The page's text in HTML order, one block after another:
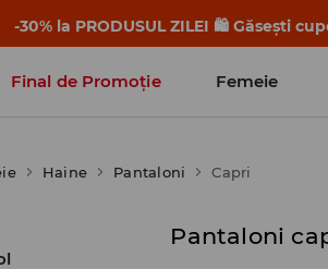
-30% la PRODUSUL ZILEI 🛍️ Găsești
Final de Promoție Femeie
Haine Pantaloni Capri
Pantaloni